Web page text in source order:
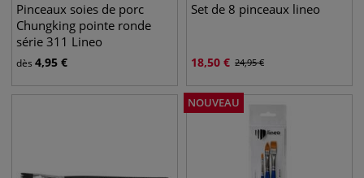
Pinceaux soies de porc
Chungking pointe ronde
série 311 Lineo
dès 4,95 €
Set de 8 pinceaux lineo
18,50 € 24,95€
NOUVEAU